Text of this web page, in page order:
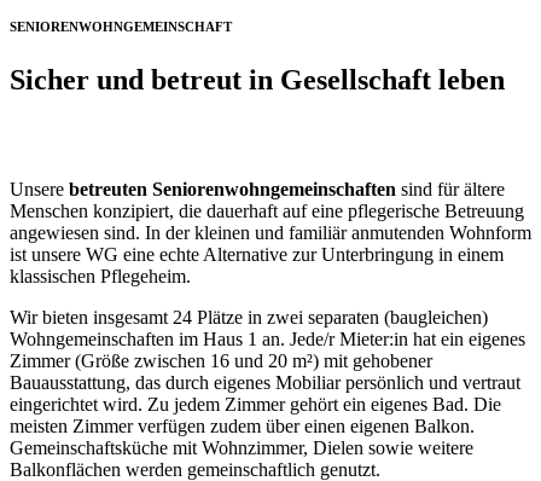
SENIORENWOHNGEMEINSCHAFT
Sicher und betreut in Gesellschaft leben
Unsere betreuten Seniorenwohngemeinschaften sind für ältere
Menschen konzipiert, die dauerhaft auf eine pflegerische Betreuung
angewiesen sind. In der kleinen und familiär anmutenden Wohnform
ist unsere WG eine echte Alternative zur Unterbringung in einem
klassischen Pflegeheim.
Wir bieten insgesamt 24 Plätze in zwei separaten (baugleichen)
Wohngemeinschaften im Haus 1 an. Jede/r Mieter:in hat ein eigenes
Zimmer (Größe zwischen 16 und 20 m²) mit gehobener
Bauausstattung, das durch eigenes Mobiliar persönlich und vertraut
eingerichtet wird. Zu jedem Zimmer gehört ein eigenes Bad. Die
meisten Zimmer verfügen zudem über einen eigenen Balkon.
Gemeinschaftsküche mit Wohnzimmer, Dielen sowie weitere
Balkonflächen werden gemeinschaftlich genutzt.